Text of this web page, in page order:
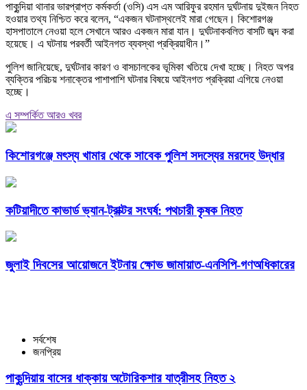
পাকুন্দিয়া থানার ভারপ্রাপ্ত কর্মকর্তা (ওসি) এস এম আরিফুর রহমান দুর্ঘটনায় দুইজন নিহত
হওয়ার তথ্য নিশ্চিত করে বলেন, “একজন ঘটনাস্থলেই মারা গেছেন। কিশোরগঞ্জ
হাসপাতালে নেওয়া হলে সেখানে আরও একজন মারা যান। দুর্ঘটনাকবলিত বাসটি জব্দ করা
হয়েছে। এ ঘটনায় পরবর্তী আইনগত ব্যবস্থা প্রক্রিয়াধীন।”
পুলিশ জানিয়েছে, দুর্ঘটনার কারণ ও বাসচালকের ভূমিকা খতিয়ে দেখা হচ্ছে। নিহত অপর
ব্যক্তির পরিচয় শনাক্তের পাশাপাশি ঘটনার বিষয়ে আইনগত প্রক্রিয়া এগিয়ে নেওয়া
হচ্ছে।
এ সম্পর্কিত আরও খবর
কিশোরগঞ্জে মৎস্য খামার থেকে সাবেক পুলিশ সদস্যের মরদেহ উদ্ধার
কটিয়াদীতে কাভার্ড ভ্যান-ট্রাক্টর সংঘর্ষ: পথচারী কৃষক নিহত
জুলাই দিবসের আয়োজনে ইটনায় ক্ষোভ জামায়াত-এনসিপি-গণঅধিকারের
সর্বশেষ
জনপ্রিয়
পাকুন্দিয়ায় বাসের ধাক্কায় অটোরিকশার যাত্রীসহ নিহত ২